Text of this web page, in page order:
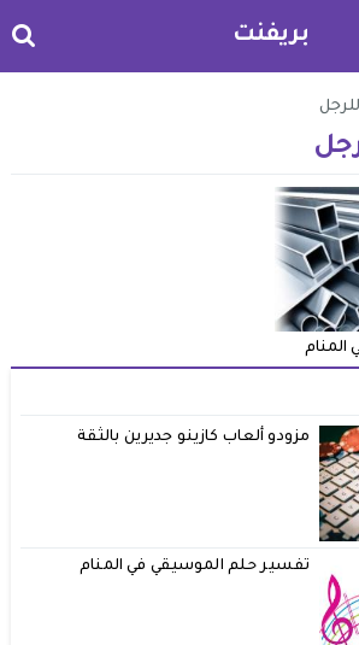
بريفنت
المنام
مزودو ألعاب كازينو جديرين بالثقة
تفسير حلم الموسيقي في المنام